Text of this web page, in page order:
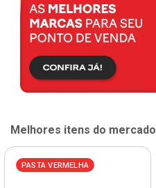
Melhores itens do mercado
PASTA VERMELHA